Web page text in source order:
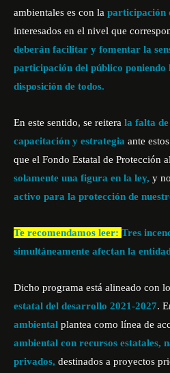
ambientales es con la participación
interesados en el nivel que
deberán facilitar y fomentar la
participación del público
disposición de todos.
En este sentido, se reitera la falta
capacitación y estrategia ante
que el Fondo Estatal de Protección
solamente una figura en la ley, y
activo para la protección de
Te recomendamos leer: Tres
simultáneamente afectan la
Dicho programa está alineado con
estatal del desarrollo 2021-2027.
ambiental plantea como línea de
ambiental con recursos estatales,
privados, destinados a proyectos